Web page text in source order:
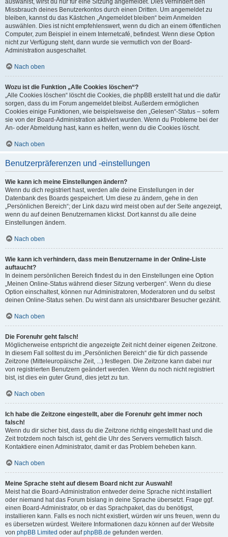
auswählst, wirst du nur für eine Sitzung angemeldet. Dies verhindert den
Missbrauch deines Benutzerkontos durch einen Dritten. Um angemeldet zu
bleiben, kannst du das Kästchen „Angemeldet bleiben“ beim Anmelden
auswählen. Dies ist nicht empfehlenswert, wenn du dich an einem öffentlichen
Computer, zum Beispiel in einem Internetcafé, befindest. Wenn diese Option
nicht zur Verfügung steht, dann wurde sie vermutlich von der Board-
Administration ausgeschaltet.
Nach oben
Wozu ist die Funktion „Alle Cookies löschen“?
„Alle Cookies löschen“ löscht die Cookies, die phpBB erstellt hat und die dafür
sorgen, dass du im Forum angemeldet bleibst. Außerdem ermöglichen
Cookies einige Funktionen, wie beispielsweise den „Gelesen“-Status – sofern
sie von der Board-Administration aktiviert wurden. Wenn du Probleme bei der
An- oder Abmeldung hast, kann es helfen, wenn du die Cookies löscht.
Nach oben
Benutzerpräferenzen und -einstellungen
Wie kann ich meine Einstellungen ändern?
Wenn du dich registriert hast, werden alle deine Einstellungen in der
Datenbank des Boards gespeichert. Um diese zu ändern, gehe in den
„Persönlichen Bereich“; der Link dazu wird meist oben auf der Seite angezeigt,
wenn du auf deinen Benutzernamen klickst. Dort kannst du alle deine
Einstellungen ändern.
Nach oben
Wie kann ich verhindern, dass mein Benutzername in der Online-Liste
auftaucht?
In deinem persönlichen Bereich findest du in den Einstellungen eine Option
„Meinen Online-Status während dieser Sitzung verbergen“. Wenn du diese
Option einschaltest, können nur Administratoren, Moderatoren und du selbst
deinen Online-Status sehen. Du wirst dann als unsichtbarer Besucher gezählt.
Nach oben
Die Forenuhr geht falsch!
Möglicherweise entspricht die angezeigte Zeit nicht deiner eigenen Zeitzone.
In diesem Fall solltest du im „Persönlichen Bereich“ die für dich passende
Zeitzone (Mitteleuropäische Zeit, ...) festlegen. Die Zeitzone kann dabei nur
von registrierten Benutzern geändert werden. Wenn du noch nicht registriert
bist, ist dies ein guter Grund, dies jetzt zu tun.
Nach oben
Ich habe die Zeitzone eingestellt, aber die Forenuhr geht immer noch
falsch!
Wenn du dir sicher bist, dass du die Zeitzone richtig eingestellt hast und die
Zeit trotzdem noch falsch ist, geht die Uhr des Servers vermutlich falsch.
Kontaktiere einen Administrator, damit er das Problem beheben kann.
Nach oben
Meine Sprache steht auf diesem Board nicht zur Auswahl!
Meist hat die Board-Administration entweder deine Sprache nicht installiert
oder niemand hat das Forum bislang in deine Sprache übersetzt. Frage ggf.
einen Board-Administrator, ob er das Sprachpaket, das du benötigst,
installieren kann. Falls es noch nicht existiert, würden wir uns freuen, wenn du
es übersetzen würdest. Weitere Informationen dazu können auf der Website
von phpBB Limited oder aufphpBB.de gefunden werden.